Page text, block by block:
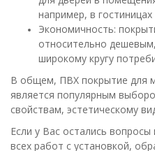
например, в
Экономичность:
относительно
широкому кругу
В общем, ПВХ покрытие для
является популярным
свойствам, эстетическому
Если у Вас остались
всех работ с установкой,